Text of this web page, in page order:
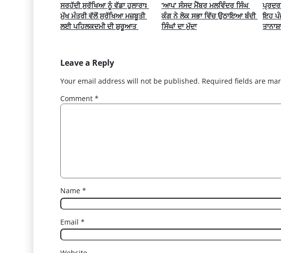
ਸਰਹੱਦੀ ਸੁਰੱਖਿਆ ਨੂੰ ਵੱਡਾ ਹੁਲਾਰਾਃ
ਮੁੱਖ ਮੰਤਰੀ ਵੱਲੋਂ ਸੁਰੱਖਿਆ ਮਜ਼ਬੂਤੀ
ਲਈ ਪਹਿਲਕਦਮੀ ਦੀ ਸ਼ੁਰੂਆਤ
‘ਆਪ’ ਸੰਸਦ ਮੈਂਬਰ ਮਲਵਿੰਦਰ ਸਿੰਘ
ਕੰਗ ਨੇ ਲੋਕ ਸਭਾ ਵਿੱਚ ਉਠਾਇਆ ਬੰਦੀ
ਸਿੰਘਾਂ ਦਾ ਮੁੱਦਾ
ਇਹ
Leave a Reply
Your email address will not be published. Required fields are
Comment *
Name *
Email *